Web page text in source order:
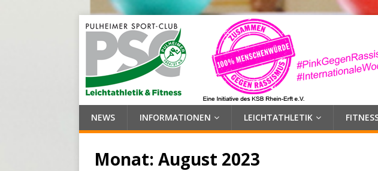
NEWS INFORMATIONEN LEICHTATHLETIK
Monat: August 2023